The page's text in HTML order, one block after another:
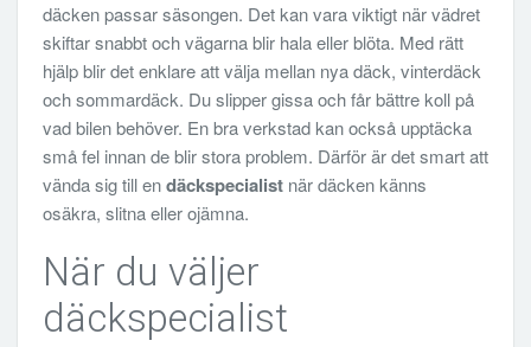
däcken passar säsongen. Det kan vara viktigt när vädret
skiftar snabbt och vägarna blir hala eller blöta. Med rätt
hjälp blir det enklare att välja mellan nya däck, vinterdäck
och sommardäck. Du slipper gissa och får bättre koll på
vad bilen behöver. En bra verkstad kan också upptäcka
små fel innan de blir stora problem. Därför är det smart att
vända sig till endäckspecialistnär däcken känns
osäkra, slitna eller ojämna.
När du väljer
däckspecialist